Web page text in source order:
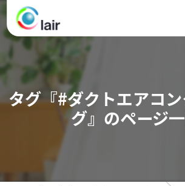
タグ『#ダクトエアコ
グ』のページ